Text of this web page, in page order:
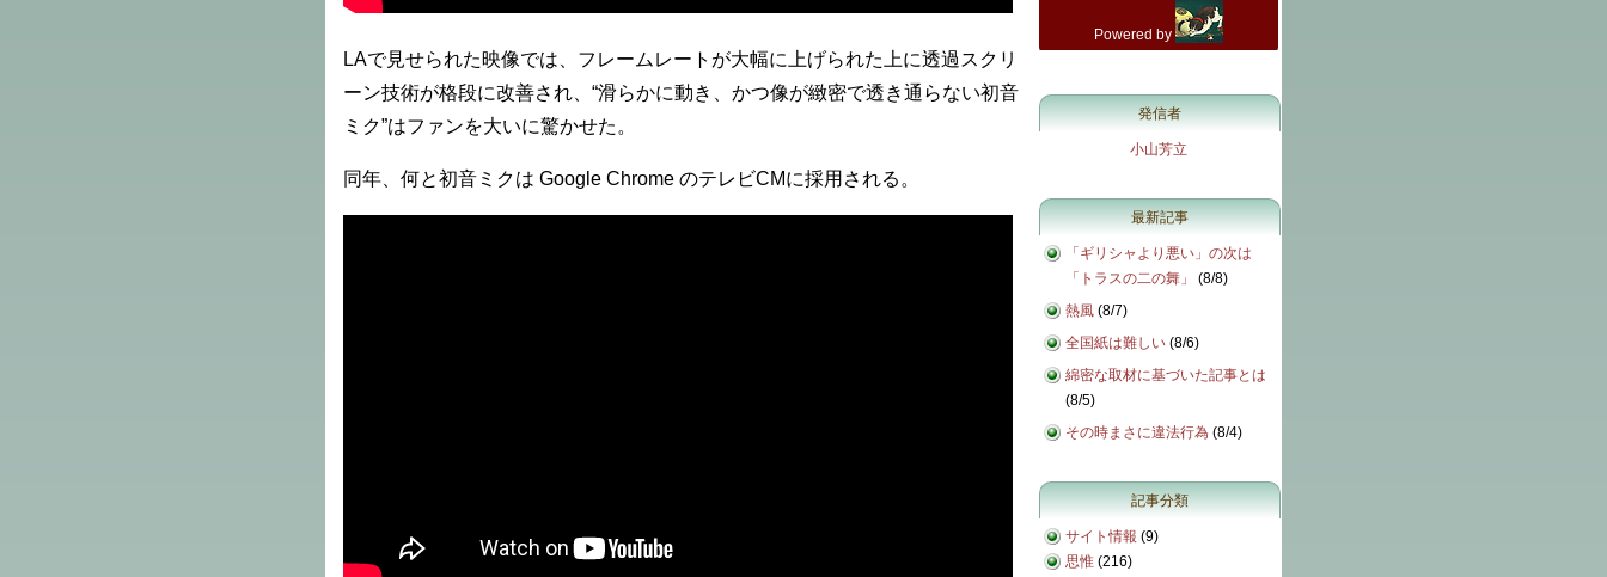
LAで見せられた映像では、フレームレートが大幅に上げられた上に透過スクリ
ーン技術が格段に改善され、“滑らかに動き、かつ像が緻密で透き通らない初音
ミク”はファンを大いに驚かせた。
同年、何と初音ミクは Google Chrome のテレビCMに採用される。
発信者
小山芳立
最新記事
「ギリシャより悪い」の次は
「トラスの二の舞」
(8/8)
熱風 (8/7)
全国紙は難しい (8/6)
綿密な取材に基づいた記事とは
(8/5)
その時まさに違法行為 (8/4)
記事分類
サイト情報 (9)
思惟 (216)